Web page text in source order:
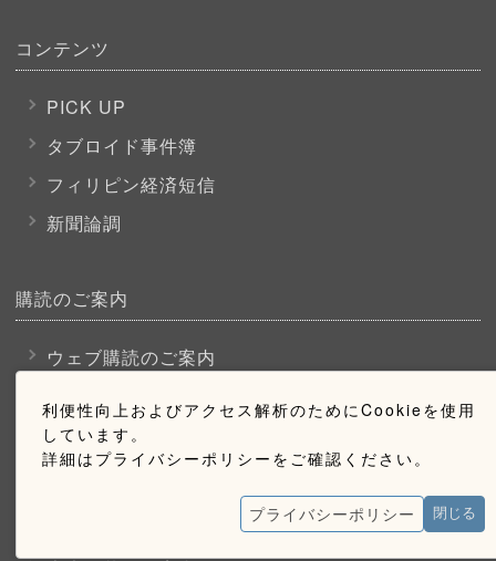
利便性向上およびアクセス解析のためにCookieを使用
しています。
詳細はプライバシーポリシーをご確認ください。
プライバシーポリシー 閉じる
コンテンツ
PICK UP
タブロイド事件簿
フィリピン経済短信
新聞論調
購読のご案内
ウェブ購読のご案内
お問い合わせ